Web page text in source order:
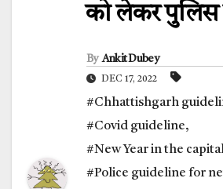
को लेकर
By Ankit Dubey
DEC 17, 2022
#Chhattishgarh
#Covid guideline,
#New Year in the
#Police guideline for